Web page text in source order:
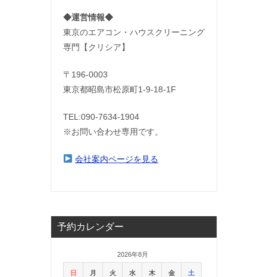
◆運営情報◆
東京のエアコン・ハウスクリーニング
専門【クリシア】
〒196-0003
東京都昭島市松原町1-9‐18‐1F
TEL:090-7634-1904
※お問い合わせ専用です。
会社案内ページを見る
予約カレンダー
2026年8月
日 月 火 水 木 金 土